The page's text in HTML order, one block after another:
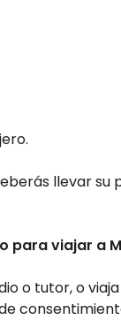
llevar
para viajar a
o tutor, o